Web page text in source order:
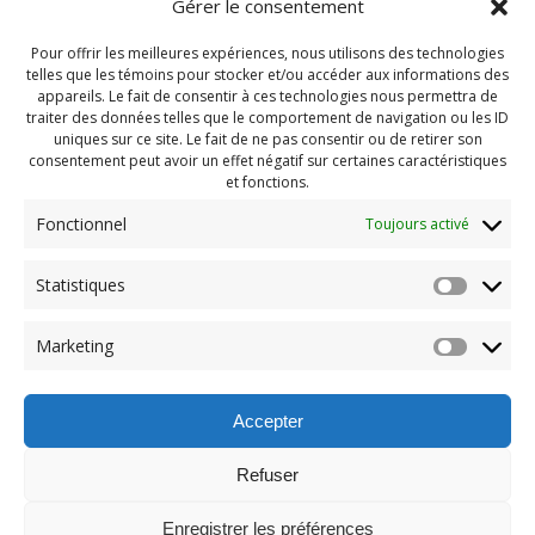
Gérer le consentement
Pour offrir les meilleures expériences, nous utilisons des technologies
telles que les témoins pour stocker et/ou accéder aux informations des
appareils. Le fait de consentir à ces technologies nous permettra de
traiter des données telles que le comportement de navigation ou les ID
uniques sur ce site. Le fait de ne pas consentir ou de retirer son
consentement peut avoir un effet négatif sur certaines caractéristiques
et fonctions.
Fonctionnel Toujours activé
Statistiques
Marketing
Accepter
Refuser
Enregistrer les préférences
Navigation
de
l'article
Previous
St-jean 2025 (25)